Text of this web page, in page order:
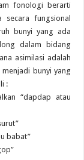
fonologi berarti
fungsional
bunyi yang ada
dalam bidang
asimilasi adalah
bunyi yang
:
“dapdap atau
babat”